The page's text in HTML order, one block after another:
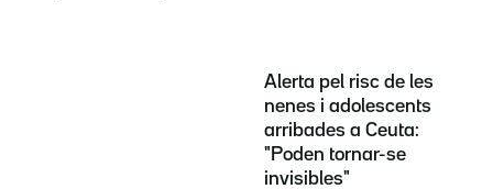
Alerta pel risc de les
nenes i adolescents
arribades a Ceuta:
"Poden tornar-se
invisibles"